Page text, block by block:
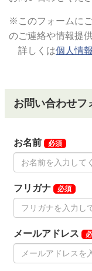
※このフォームに
のご連絡や情報提
詳しくは個人情
お問い合わせフ
お名前 必須
フリガナ 必須
メールアドレス